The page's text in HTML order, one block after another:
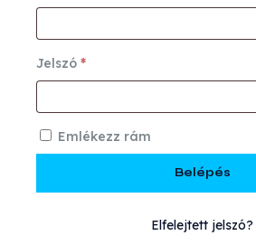
Jelszó *Kötelező
Emlékezz rám
Belépés
Elfelejtett jelszó?